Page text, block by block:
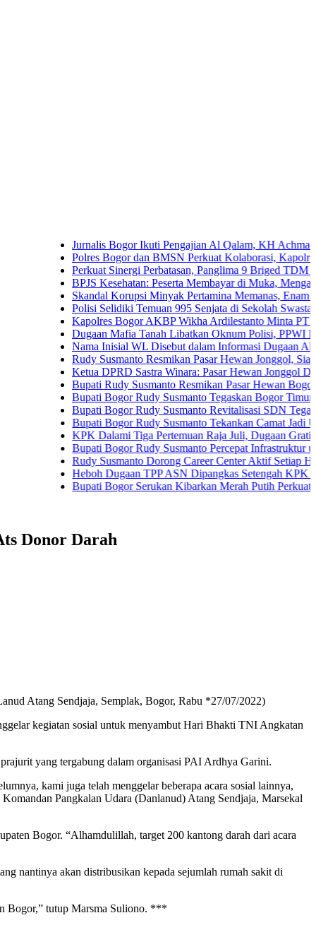
Jurnalis Bogor Ikuti Pengajian Al Qalam, KH Achmad Yaudin
Polres Bogor dan BMSN Perkuat Kolaborasi, Kapolres Ajak
Perkuat Sinergi Perbatasan, Panglima 9 Briged TDM
BPJS Kesehatan: Peserta Membayar di Muka, Mengapa
Skandal Korupsi Minyak Pertamina Memanas, Enam
Polisi Selidiki Temuan 995 Senjata di Sekolah Swasta Jakarta
Kapolres Bogor AKBP Wikha Ardilestanto Minta PT PMC
Dugaan Mafia Tanah Libatkan Oknum Polisi, PPWI Desak
Nama Inisial WL Disebut dalam Informasi Dugaan Aktivitas
Rudy Susmanto Resmikan Pasar Hewan Jonggol, Siapkan
Ketua DPRD Sastra Winara: Pasar Hewan Jonggol Dorong
Bupati Rudy Susmanto Resmikan Pasar Hewan Bogor,
Bupati Bogor Rudy Susmanto Tegaskan Bogor Timur
Bupati Bogor Rudy Susmanto Revitalisasi SDN Tegal
Bupati Bogor Rudy Susmanto Tekankan Camat Jadi Ujung
KPK Dalami Tiga Pertemuan Raja Juli, Dugaan Gratifikasi
Bupati Bogor Rudy Susmanto Percepat Infrastruktur untuk
Rudy Susmanto Dorong Career Center Aktif Setiap Hari
Heboh Dugaan TPP ASN Dipangkas Setengah KPK Bidik
Bupati Bogor Serukan Kibarkan Merah Putih Perkuat
Donor Darah
Atang Sendjaja, Semplak, Bogor, Rabu *27/07/2022)
kegiatan sosial untuk menyambut Hari Bhakti TNI Angkatan
yang tergabung dalam organisasi PAI Ardhya Garini.
kami juga telah menggelar beberapa acara sosial lainnya,
Pangkalan Udara (Danlanud) Atang Sendjaja, Marsekal
Bogor. “Alhamdulillah, target 200 kantong darah dari acara
nantinya akan distribusikan kepada sejumlah rumah sakit di
Bogor,” tutup Marsma Suliono. ***